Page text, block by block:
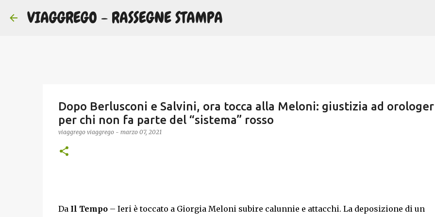
VIAGGREGO - RASSEGNE STAMPA
Dopo Berlusconi e Salvini, ora tocca alla Meloni: giustizia ad
per chi non fa parte del “sistema” rosso
viaggrego viaggrego - marzo 07, 2021
Da Il Tempo– Ieri è toccato a Giorgia Meloni subire calunnie e attacchi. La deposizione di un